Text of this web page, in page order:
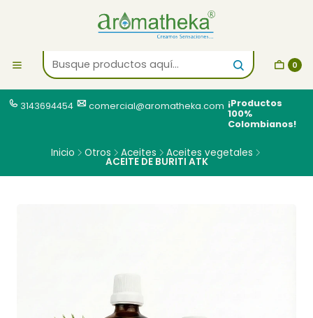
0
3143694454 comercial@aromatheka.com ¡Productos
100%
Colombianos!
Inicio Otros Aceites Aceites vegetales
ACEITE DE BURITI ATK